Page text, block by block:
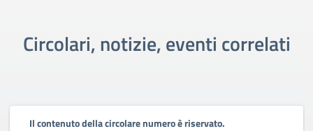
Circolari, notizie, eventi correlati
Il contenuto della circolare numero è riservato.